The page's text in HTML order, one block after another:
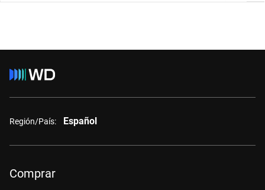
Región/País: Español
Comprar